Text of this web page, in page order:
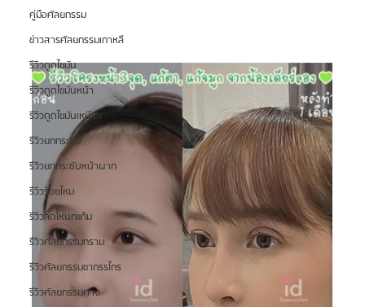
คู่มือศัลยกรรม
ข่าวสารศัลยกรรมเกาหลี
รีวิวดูดไขมัน
รีวิวดูดไขมันหน้า
รีวิวดูดไขมันเหนียง
รีวิวยกกระชับ
รีวิวยกกระชับหน้าผาก
รีวิวร้อยไหม
รีวิวลดโหนกแก้ม
รีวิวศัลยกรรมกราม
รีวิวศัลยกรรมขากรรไกร
รีวิวศัลยกรรมคาง